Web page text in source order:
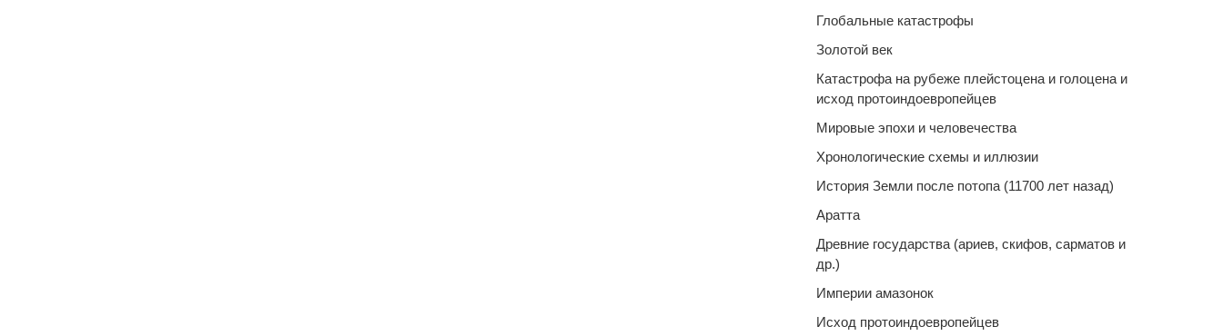
Глобальные катастрофы
Золотой век
Катастрофа на рубеже плейстоцена и голоцена и
исход протоиндоевропейцев
Мировые эпохи и человечества
Хронологические схемы и иллюзии
История Земли после потопа (11700 лет назад)
Аратта
Древние государства (ариев, скифов, сарматов и
др.)
Империи амазонок
Исход протоиндоевропейцев